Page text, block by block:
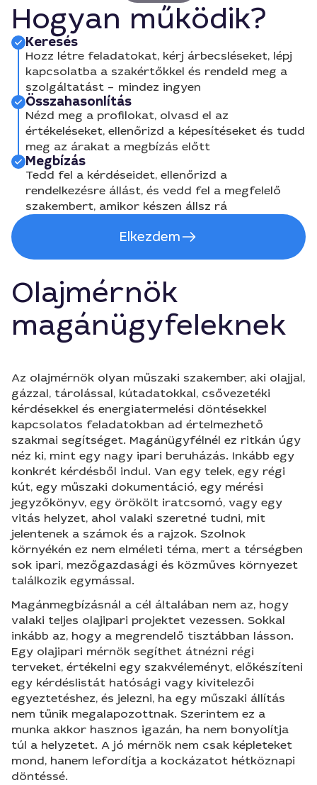
Hogyan működik?
Keresés
Hozz létre feladatokat, kérj árbecsléseket, lépj
kapcsolatba a szakértőkkel és rendeld meg a
szolgáltatást – mindez ingyen
Összahasonlítás
Nézd meg a profilokat, olvasd el az
értékeléseket, ellenőrizd a képesítéseket és tudd
meg az árakat a megbízás előtt
Megbízás
Tedd fel a kérdéseidet, ellenőrizd a
rendelkezésre állást, és vedd fel a megfelelő
szakembert, amikor készen állsz rá
Elkezdem
Olajmérnök
magánügyfeleknek
Az olajmérnök olyan műszaki szakember, aki olajjal,
gázzal, tárolással, kútadatokkal, csővezetéki
kérdésekkel és energiatermelési döntésekkel
kapcsolatos feladatokban ad értelmezhető
szakmai segítséget. Magánügyfélnél ez ritkán úgy
néz ki, mint egy nagy ipari beruházás. Inkább egy
konkrét kérdésből indul. Van egy telek, egy régi
kút, egy műszaki dokumentáció, egy mérési
jegyzőkönyv, egy örökölt iratcsomó, vagy egy
vitás helyzet, ahol valaki szeretné tudni, mit
jelentenek a számok és a rajzok. Szolnok
környékén ez nem elméleti téma, mert a térségben
sok ipari, mezőgazdasági és közműves környezet
találkozik egymással.
Magánmegbízásnál a cél általában nem az, hogy
valaki teljes olajipari projektet vezessen. Sokkal
inkább az, hogy a megrendelő tisztábban lásson.
Egy olajipari mérnök segíthet átnézni régi
terveket, értékelni egy szakvéleményt, előkészíteni
egy kérdéslistát hatósági vagy kivitelezői
egyeztetéshez, és jelezni, ha egy műszaki állítás
nem tűnik megalapozottnak. Szerintem ez a
munka akkor hasznos igazán, ha nem bonyolítja
túl a helyzetet. A jó mérnök nem csak képleteket
mond, hanem lefordítja a kockázatot hétköznapi
döntéssé.